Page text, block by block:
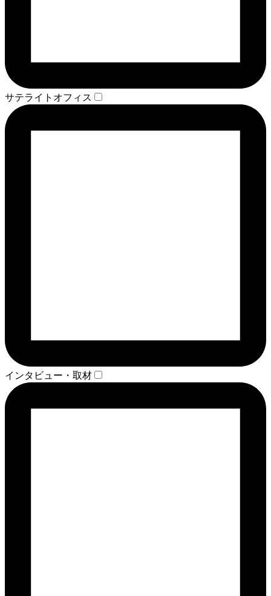
サテライトオフィス
インタビュー・取材